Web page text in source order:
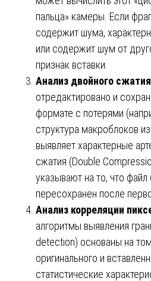
пальца» камеры. Если
содержит шума,
или содержит шум от
признак вставки.
Анализ двойного сжатия
отредактировано и
формате с потерями
структура макроблоков
выявляет характерные
сжатия (Double
указывают на то, что
пересохранен после
Анализ корреляции
алгоритмы выявления
detection) основаны на
оригинального и
статистические